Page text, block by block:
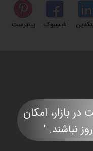
فیسبوک پینترست
بازار، امکان
نباشند. '​​​​​​​​​​​​​​